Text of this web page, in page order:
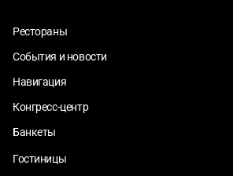
Рестораны
События и новости
Навигация
Конгресс-центр
Банкеты
Гостиницы